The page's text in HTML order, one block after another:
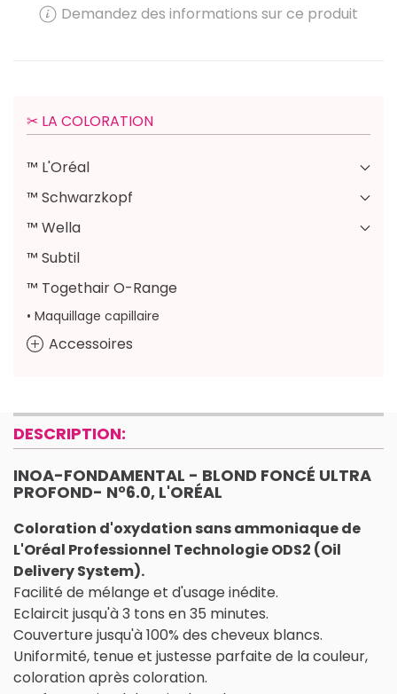
Demandez des informations sur ce produit
✂︎ LA COLORATION
™ L'Oréal
™ Schwarzkopf
™ Wella
™ Subtil
™ Togethair O-Range
• Maquillage capillaire
Accessoires
DESCRIPTION:
INOA-FONDAMENTAL - BLOND FONCÉ ULTRA
PROFOND- N°6.0, L'ORÉAL
Coloration d'oxydation sans ammoniaque de
L'Oréal Professionnel Technologie ODS2 (Oil
Delivery System).
Facilité de mélange et d'usage inédite.
Eclaircit jusqu'à 3 tons en 35 minutes.
Couverture jusqu'à 100% des cheveux blancs.
Uniformité, tenue et justesse parfaite de la couleur,
coloration après coloration.